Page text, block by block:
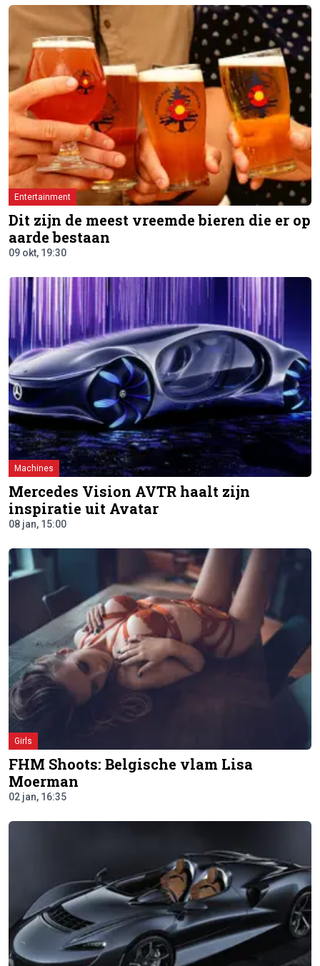
Entertainment
Dit zijn de meest vreemde bieren die er op
aarde bestaan
09 okt, 19:30
Machines
Mercedes Vision AVTR haalt zijn
inspiratie uit Avatar
08 jan, 15:00
Girls
FHM Shoots: Belgische vlam Lisa
Moerman
02 jan, 16:35